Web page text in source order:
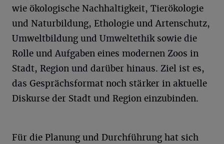
wie ökologische Nachhaltigkeit, Tierökologie
und Naturbildung, Ethologie und Artenschutz,
Umweltbildung und Umweltethik sowie die
Rolle und Aufgaben eines modernen Zoos in
Stadt, Region und darüber hinaus. Ziel ist es,
das Gesprächsformat noch stärker in aktuelle
Diskurse der Stadt und Region einzubinden.
Für die Planung und Durchführung hat sich